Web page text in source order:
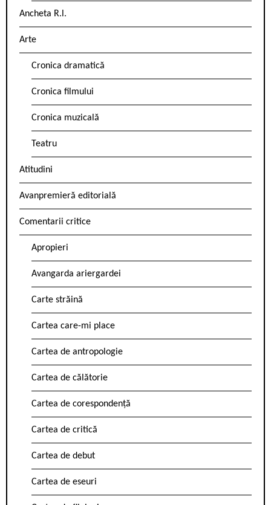
Ancheta R.l.
Arte
Cronica dramatică
Cronica filmului
Cronica muzicală
Teatru
Atitudini
Avanpremieră editorială
Comentarii critice
Apropieri
Avangarda ariergardei
Carte străină
Cartea care-mi place
Cartea de antropologie
Cartea de călătorie
Cartea de corespondență
Cartea de critică
Cartea de debut
Cartea de eseuri